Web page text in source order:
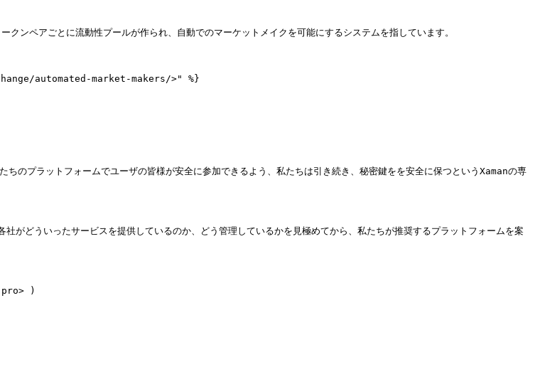
ペアごとに流動性プールが作られ、自動でのマーケットメイクを可能にするシステムを指しています。
automated-market-makers/>" %}
ちのプラットフォームでユーザの皆様が安全に参加できるよう、私たちは引き続き、秘密鍵をを安全に保つというXamanの専
社がどういったサービスを提供しているのか、どう管理しているかを見極めてから、私たちが推奨するプラットフォームを案
)